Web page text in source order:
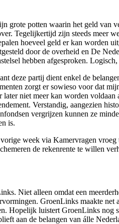
grote potten waarin het geld van
Tegelijkertijd zijn steeds meer
hoeveel geld er kan worden
door de overheid en De
hebben afgesproken.
deze partij dient enkel de
zorgt er sowieso voor dat
niet meer kan worden
Verstandig, aangezien
vergrijzen kunnen ze
is.
week via Kamervragen
de rekenrente te willen
Niet alleen omdat een
GroenLinks maakte
Hopelijk luistert GroenLinks nog
aan de belangen van álle